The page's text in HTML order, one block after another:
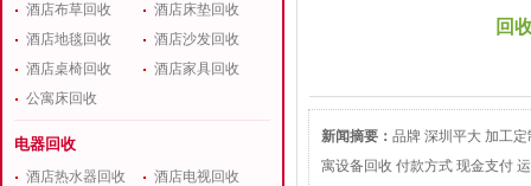
酒店布草回收
酒店床垫回收
酒店地毯回收
酒店沙发回收
酒店桌椅回收
酒店家具回收
公寓床回收
电器回收
酒店热水器回收
酒店电视回收
回
新闻摘要： 品牌 深圳平大 加工
寓设备回收 付款方式 现金支付